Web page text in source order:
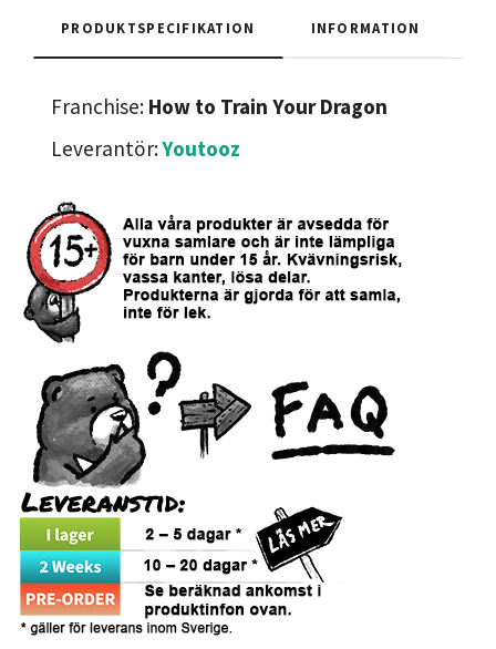
PRODUKTSPECIFIKATION INFORMATION
Franchise: How to Train Your Dragon
Leverantör:Youtooz